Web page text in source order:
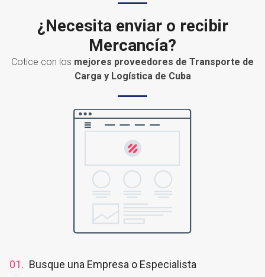
¿Necesita enviar o recibir
Mercancía?
Cotice con los mejores proveedores de Transporte de
Carga y Logística de Cuba
01. Busque una Empresa o Especialista